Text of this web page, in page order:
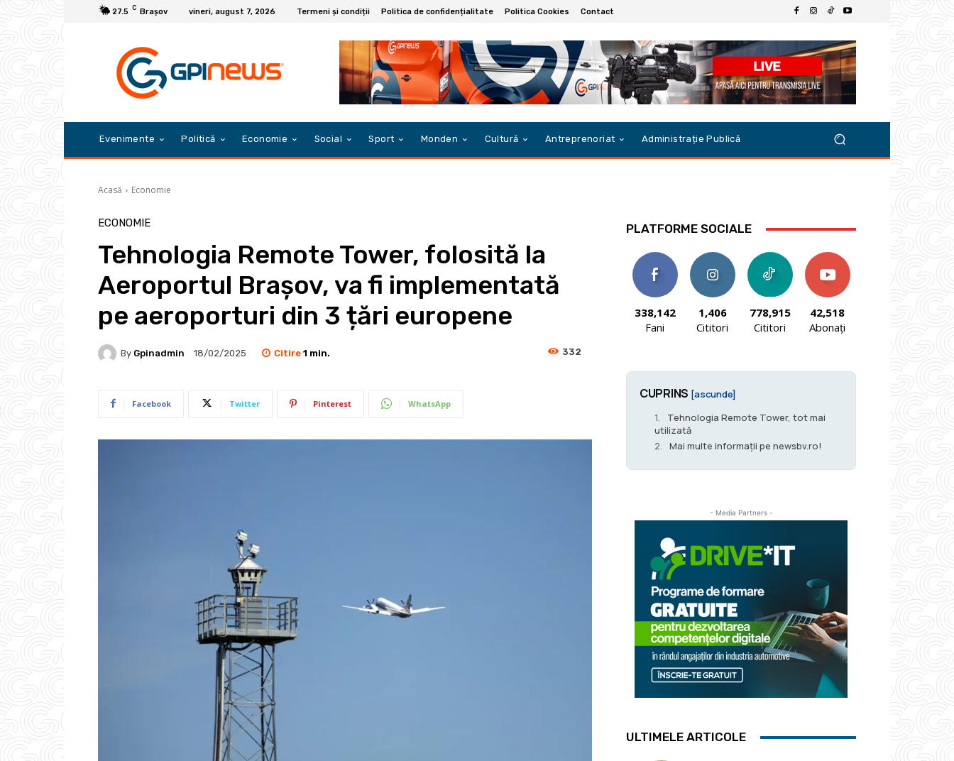
27.5 C Braşov vineri, august 7, 2026 Termeni și condiții Politica de confidențialitate Politica Cookies Contact
Evenimente Politică Economie Social Sport Monden Cultură Antreprenoriat Administrație Publică
Acasă Economie
ECONOMIE
Tehnologia Remote Tower, folosită la
Aeroportul Brașov, va fi implementată
pe aeroporturi din 3 țări europene
By Gpinadmin 18/02/2025 Citire 1 min. 332
Facebook Twitter Pinterest WhatsApp
PLATFORME SOCIALE
338,142
Fani
1,406
Cititori
778,915
Cititori
42,518
Abonați
CUPRINS [ascunde]
Tehnologia Remote Tower, tot mai
utilizată
Mai multe informații pe newsbv.ro!
- Media Partners -
ULTIMELE ARTICOLE